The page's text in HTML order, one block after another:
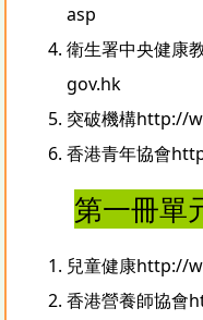
asp
衛生署中央健康
gov.hk
突破機構http://
香港青年協會
第一冊單
兒童健康http://
香港營養師協會